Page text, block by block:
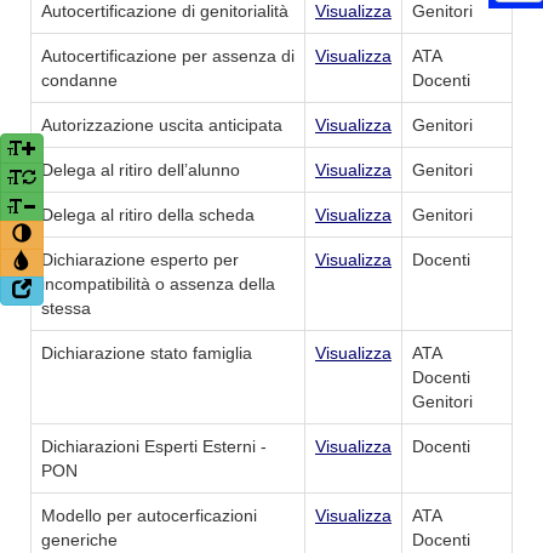
Autocertificazione di genitorialità Visualizza Genitori
Autocertificazione per assenza di
condanne
Visualizza
ATA
Docenti
Autorizzazione uscita anticipata Visualizza Genitori
Delega al ritiro dell’alunno Visualizza Genitori
Delega al ritiro della scheda Visualizza Genitori
Dichiarazione esperto per
incompatibilità o assenza della
stessa
Visualizza Docenti
Dichiarazione stato famiglia Visualizza
ATA
Docenti
Genitori
Dichiarazioni Esperti Esterni -
PON
Visualizza Docenti
Modello per autocerficazioni
generiche
Visualizza
ATA
Docenti